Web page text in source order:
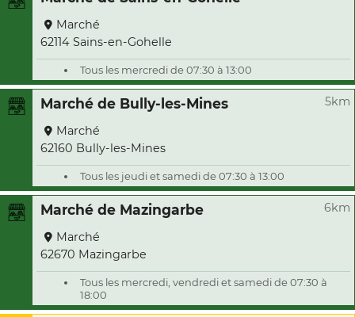
Marché
62114 Sains-en-Gohelle
Tous les mercredi de 07:30 à 13:00
Marché de Bully-les-Mines 5km
Marché
62160 Bully-les-Mines
Tous les jeudi et samedi de 07:30 à 13:00
Marché de Mazingarbe 6km
Marché
62670 Mazingarbe
Tous les mercredi, vendredi et samedi de 07:30 à
18:00